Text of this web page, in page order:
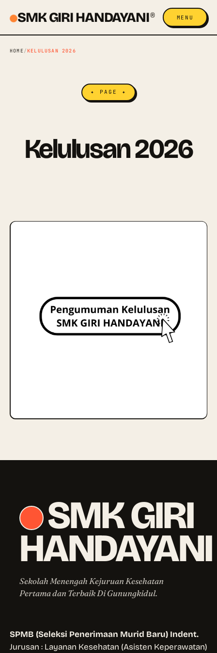
SMK GIRI HANDAYANI® MENU
HOME /KELULUSAN 2026
✦ PAGE ✦
Kelulusan 2026
SMK GIRI
HANDAYANI
Sekolah Menengah Kejuruan Kesehatan
Pertama dan Terbaik Di Gunungkidul.
SPMB (Seleksi Penerimaan Murid Baru) Indent.
Jurusan : Layanan Kesehatan (Asisten Keperawatan)